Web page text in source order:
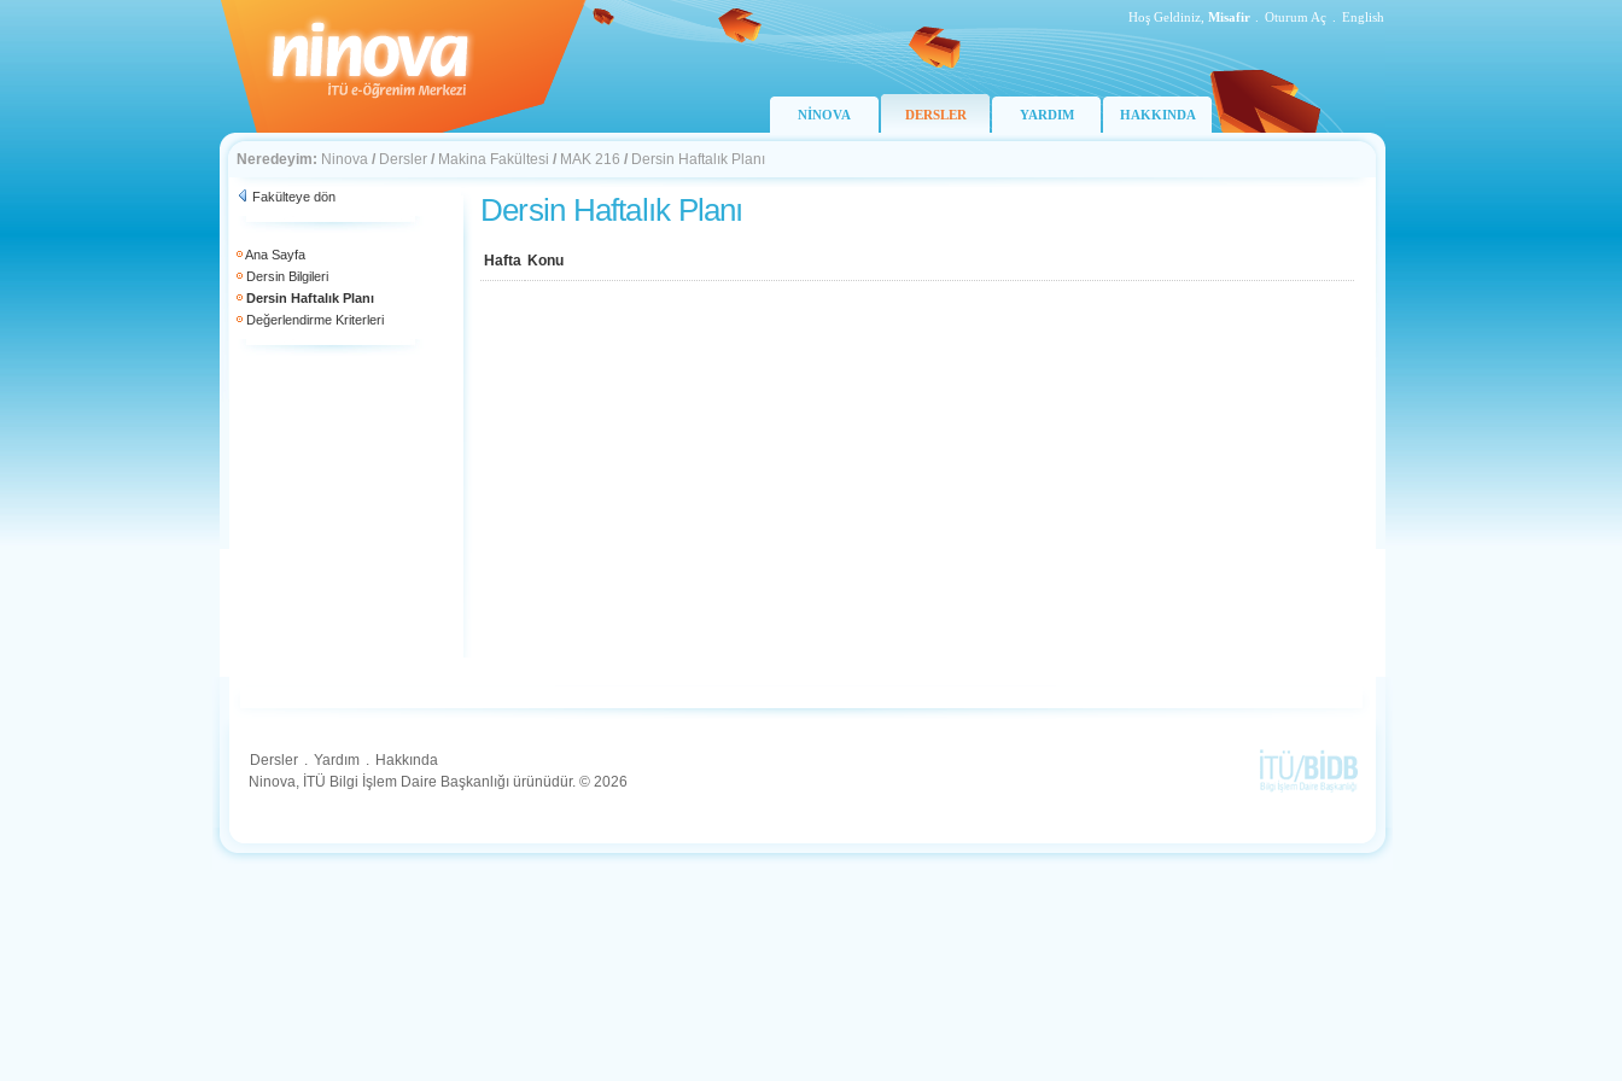
Hoş Geldiniz, Misafir Oturum Aç English
NİNOVA DERSLER YARDIM HAKKINDA
Neredeyim: Ninova / Dersler / Makina Fakültesi / MAK 216 / Dersin Haftalık Planı
Fakülteye dön
Ana Sayfa
Dersin Bilgileri
Dersin Haftalık Planı
Değerlendirme Kriterleri
Dersin Haftalık Planı
Hafta Konu
Dersler . Yardım . Hakkında
Ninova, İTÜ Bilgi İşlem Daire Başkanlığı ürünüdür. © 2026